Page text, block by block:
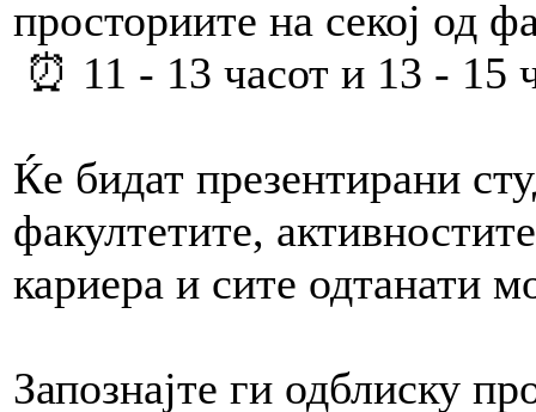
просториите на секој од
⏰ 11 - 13 часот и 13 -
Ќе бидат презентирани
факултетите,
кариера и сите одтанати
Запознајте ги одблиску